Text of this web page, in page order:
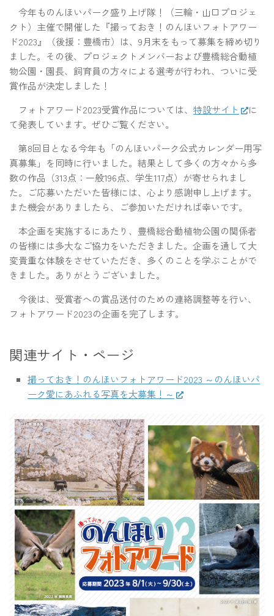
今年ものんほいパーク盛り上げ隊！（三輪・山口プロジェ
クト）主催で開催した『撮っておき！のんほいフォトアワー
ド2023』（後援：豊橋市）は、9月末をもって募集を締め切り
ました。その後、プロジェクトメンバーおよび豊橋総合動植
物公園・園長、飼育員の方々による選考が行われ、ついに受
賞作品が決定しました！
フォトアワード2023受賞作品については、 特設サイト
に
て発表しています。ぜひご覧ください。
第8回目となる今年も「のんほいパーク公式カレンダー用写
真募集」を同時に行いました。結果として多くの方々から多
数の作品（313点：一般196点、学生117点）が寄せられまし
た。ご応募いただいた皆様には、心より感謝申し上げます。
また機会がありましたら、ご参加いただければ幸いです。
本企画を実施するにあたり、豊橋総合動植物公園の関係者
の皆様には多大なご協力をいただきました。企画を通して大
変貴重な体験をさせていただき、多くのことを学ぶことがで
きました。ありがとうございました。
今後は、受賞者への賞品送付のための連絡調整等を行い、
フォトアワード2023の企画を完了します。
関連サイト・ページ
撮っておき！のんほいフォトアワード2023 ～のんほいパ
ーク愛にあふれる写真を大募集！～